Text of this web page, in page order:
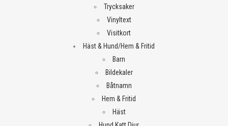
Trycksaker
Vinyltext
Visitkort
Häst & Hund/Hem & Fritid
Barn
Bildekaler
Båtnamn
Hem & Fritid
Häst